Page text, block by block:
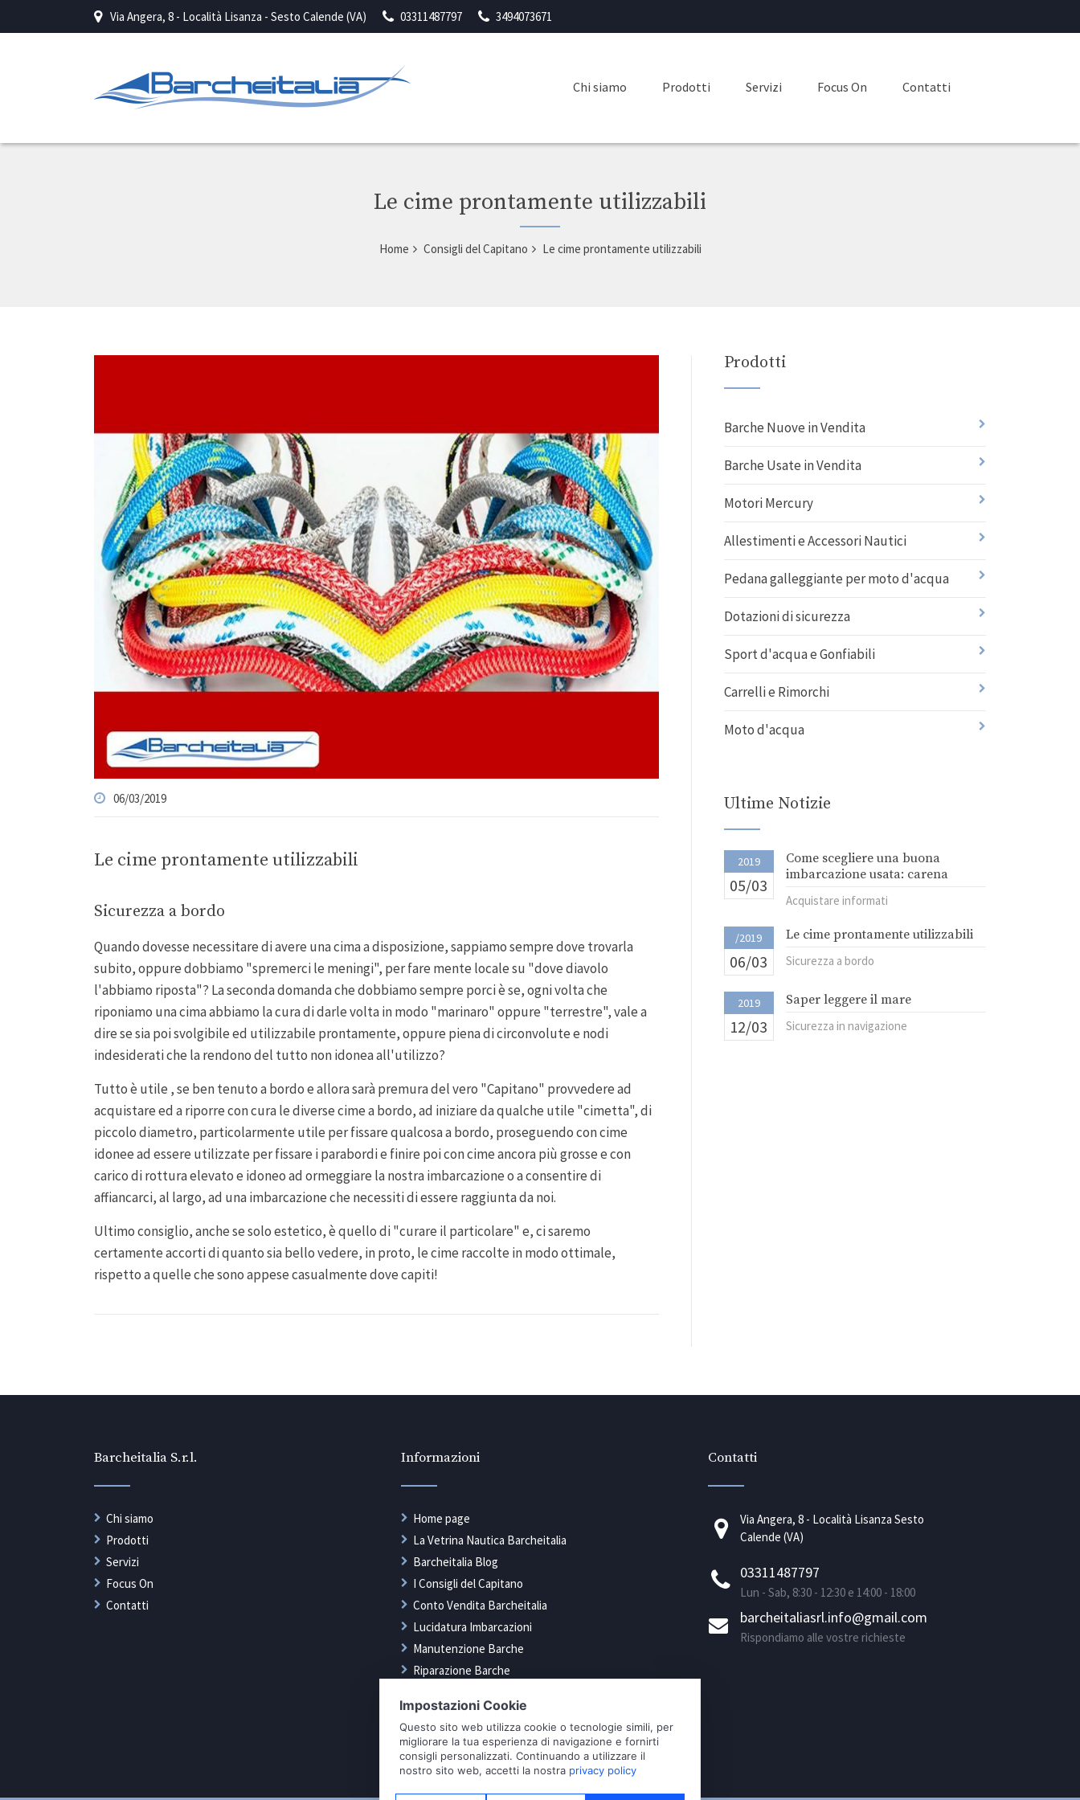
Via Angera, 8 - Località Lisanza - Sesto Calende (VA) 03311487797 3494073671
Chi siamo Prodotti Servizi Focus On Contatti
Le cime prontamente utilizzabili
Home Consigli del Capitano Le cime prontamente utilizzabili
06/03/2019
Le cime prontamente utilizzabili
Sicurezza a bordo
Quando dovesse necessitare di avere una cima a disposizione, sappiamo sempre dove trovarla
subito, oppure dobbiamo "spremerci le meningi", per fare mente locale su "dove diavolo
l'abbiamo riposta"? La seconda domanda che dobbiamo sempre porci è se, ogni volta che
riponiamo una cima abbiamo la cura di darle volta in modo "marinaro" oppure "terrestre", vale a
dire se sia poi svolgibile ed utilizzabile prontamente, oppure piena di circonvolute e nodi
indesiderati che la rendono del tutto non idonea all'utilizzo?
Tutto è utile , se ben tenuto a bordo e allora sarà premura del vero "Capitano" provvedere ad
acquistare ed a riporre con cura le diverse cime a bordo, ad iniziare da qualche utile "cimetta", di
piccolo diametro, particolarmente utile per fissare qualcosa a bordo, proseguendo con cime
idonee ad essere utilizzate per fissare i parabordi e finire poi con cime ancora più grosse e con
carico di rottura elevato e idoneo ad ormeggiare la nostra imbarcazione o a consentire di
affiancarci, al largo, ad una imbarcazione che necessiti di essere raggiunta da noi.
Ultimo consiglio, anche se solo estetico, è quello di "curare il particolare" e, ci saremo
certamente accorti di quanto sia bello vedere, in proto, le cime raccolte in modo ottimale,
rispetto a quelle che sono appese casualmente dove capiti!
Prodotti
Barche Nuove in Vendita
Barche Usate in Vendita
Motori Mercury
Allestimenti e Accessori Nautici
Pedana galleggiante per moto d'acqua
Dotazioni di sicurezza
Sport d'acqua e Gonfiabili
Carrelli e Rimorchi
Moto d'acqua
Ultime Notizie
2019
05/03
Come scegliere una buona
imbarcazione usata: carena
Acquistare informati
/2019
06/03
Le cime prontamente utilizzabili
Sicurezza a bordo
2019
12/03
Saper leggere il mare
Sicurezza in navigazione
Barcheitalia S.r.l.
Chi siamo
Prodotti
Servizi
Focus On
Contatti
Informazioni
Home page
La Vetrina Nautica Barcheitalia
Barcheitalia Blog
I Consigli del Capitano
Conto Vendita Barcheitalia
Lucidatura Imbarcazioni
Manutenzione Barche
Riparazione Barche
Tappezzeria Nautica
Trasporto Imbarcazioni Barcheitalia
Contatti
Via Angera, 8 - Località Lisanza Sesto
Calende (VA)
03311487797
Lun - Sab, 8:30 - 12:30 e 14:00 - 18:00
barcheitaliasrl.info@gmail.com
Rispondiamo alle vostre richieste